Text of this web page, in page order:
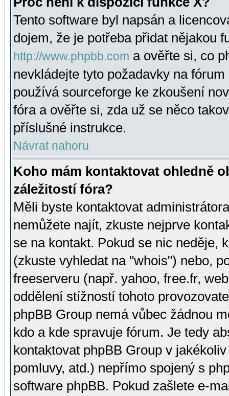
Tento software byl napsán a
dojem, že je potřeba přidat nějakou
http://www.phpbb.com a ověřte si, co
nevkládejte tyto požadavky na
používá sourceforge ke zkoušení
fóra a ověřte si, zda už se něco
příslušné instrukce.
Návrat nahoru
Koho mám kontaktovat ohledně
záležitostí fóra?
Měli byste kontaktovat
nemůžete najít, zkuste nejprve
se na kontakt. Pokud se nic neděje,
(zkuste vyhledat na "whois") nebo,
freeserveru (např. yahoo, free.fr,
oddělení stížností tohoto
phpBB Group nemá vůbec žádnou
kdo a kde spravuje fórum. Je tedy
kontaktovat phpBB Group v
pomluvy, atd.) nepřímo spojený s
software phpBB. Pokud zašlete e-